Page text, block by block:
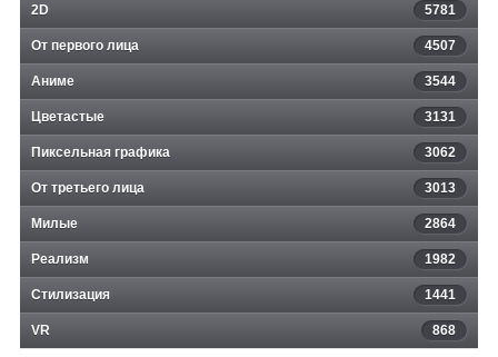
2D 5781
От первого лица 4507
Аниме 3544
Цветастые 3131
Пиксельная графика 3062
От третьего лица 3013
Милые 2864
Реализм 1982
Стилизация 1441
VR 868